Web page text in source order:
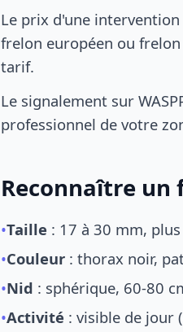
Le prix d'une
frelon européen ou
tarif.
Le signalement sur
professionnel de votre
Reconnaître
•Taille : 17 à 30 mm,
•Couleur : thorax noir,
•Nid : sphérique, 60-80
•Activité : visible de jour